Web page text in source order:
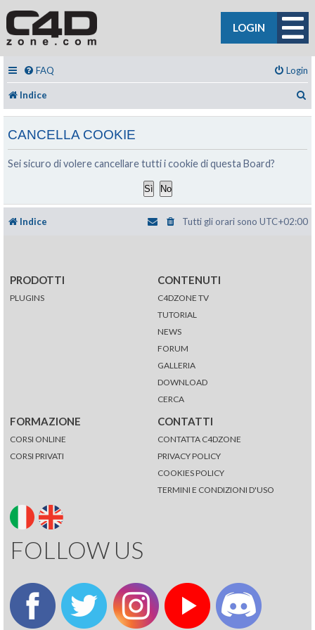
LOGIN
FAQ Login
Indice
CANCELLA COOKIE
Sei sicuro di volere cancellare tutti i cookie di questa Board?
Indice Tutti gli orari sono UTC+02:00
PRODOTTI
PLUGINS
CONTENUTI
C4DZONE TV
TUTORIAL
NEWS
FORUM
GALLERIA
DOWNLOAD
CERCA
FORMAZIONE
CORSI ONLINE
CORSI PRIVATI
CONTATTI
CONTATTA C4DZONE
PRIVACY POLICY
COOKIES POLICY
TERMINI E CONDIZIONI D'USO
FOLLOW US